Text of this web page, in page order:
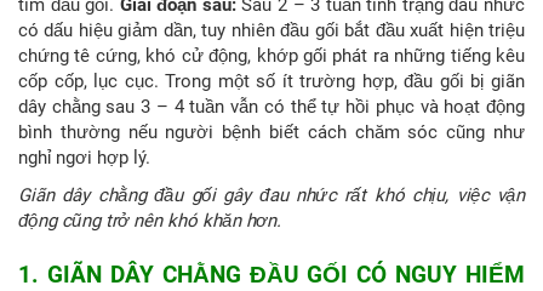
tím đầu gối. Giai đoạn sau:Sau 2 – 3 tuần tình trạng đau nhức
có dấu hiệu giảm dần, tuy nhiên đầu gối bắt đầu xuất hiện triệu
chứng tê cứng, khó cử động, khớp gối phát ra những tiếng kêu
cốp cốp, lục cục. Trong một số ít trường hợp, đầu gối bị giãn
dây chằng sau 3 – 4 tuần vẫn có thể tự hồi phục và hoạt động
bình thường nếu người bệnh biết cách chăm sóc cũng như
nghỉ ngơi hợp lý.
Giãn dây chằng đầu gối gây đau nhức rất khó chịu, việc vận
động cũng trở nên khó khăn hơn.
1. GIÃN DÂY CHẰNG ĐẦU GỐI CÓ NGUY HIỂM